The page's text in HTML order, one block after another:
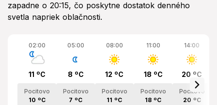
zapadne o 20:15, čo poskytne dostatok denného
svetla napriek oblačnosti.
02:00
11 ºC
Pocitovo
10 ºC
05:00
8 ºC
Pocitovo
7 ºC
08:00
12 ºC
Pocitovo
11 ºC
11:00
18 ºC
Pocitovo
18 ºC
14:00
20 ºC
Pocitovo
20 ºC